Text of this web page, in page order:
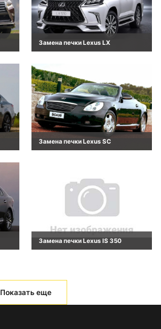
Замена печки Lexus LX
Замена печки Lexus SC
Замена печки Lexus IS 350
Показать еще